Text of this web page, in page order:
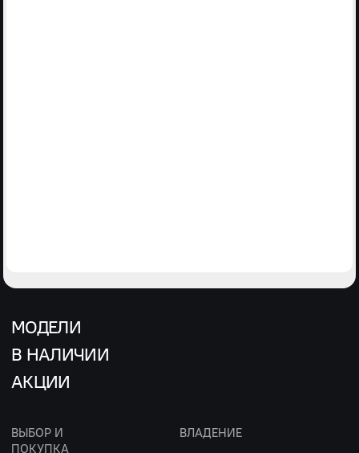
МОДЕЛИ
В НАЛИЧИИ
АКЦИИ
ВЫБОР И
ПОКУПКА
ВЛАДЕНИЕ